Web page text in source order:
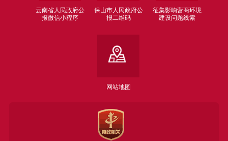
云南省人民政府公
报微信小程序
保山市人民政府公
报二维码
征集影响营商环境
建设问题线索
网站地图